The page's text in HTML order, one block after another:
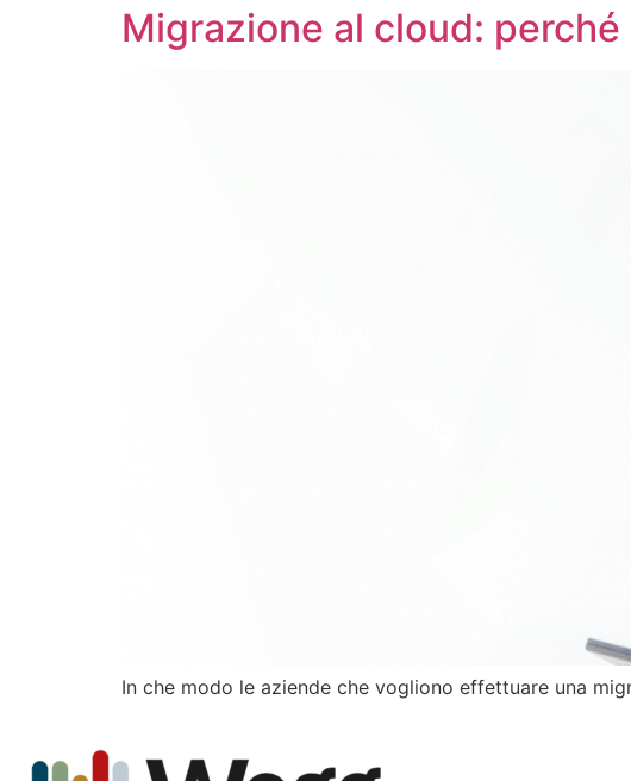
Migrazione al cloud:
In che modo le aziende che vogliono effettuare una